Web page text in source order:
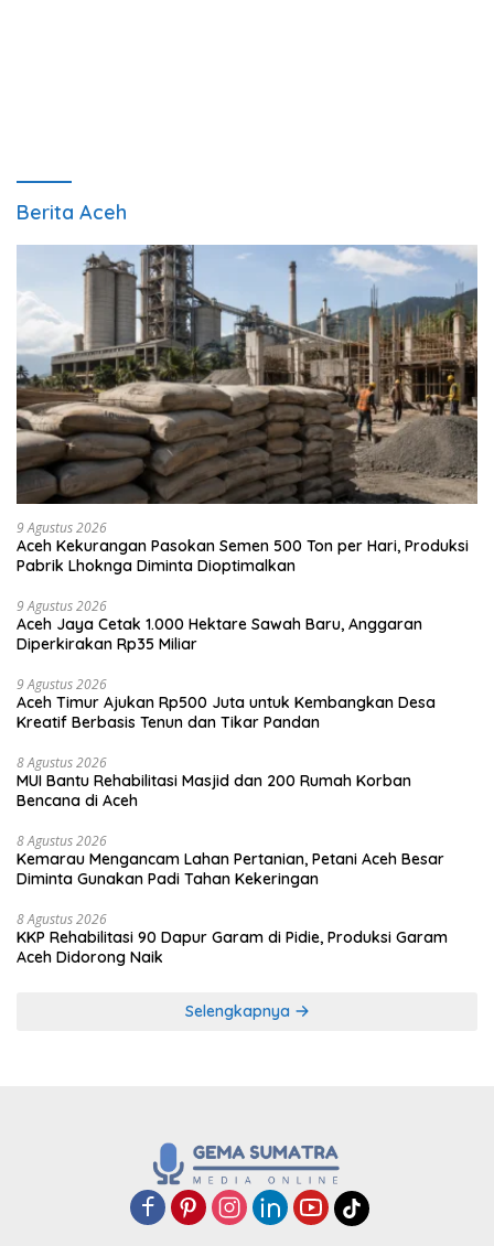
Berita Aceh
9 Agustus 2026
Aceh Kekurangan Pasokan Semen 500 Ton per Hari, Produksi
Pabrik Lhoknga Diminta Dioptimalkan
9 Agustus 2026
Aceh Jaya Cetak 1.000 Hektare Sawah Baru, Anggaran
Diperkirakan Rp35 Miliar
9 Agustus 2026
Aceh Timur Ajukan Rp500 Juta untuk Kembangkan Desa
Kreatif Berbasis Tenun dan Tikar Pandan
8 Agustus 2026
MUI Bantu Rehabilitasi Masjid dan 200 Rumah Korban
Bencana di Aceh
8 Agustus 2026
Kemarau Mengancam Lahan Pertanian, Petani Aceh Besar
Diminta Gunakan Padi Tahan Kekeringan
8 Agustus 2026
KKP Rehabilitasi 90 Dapur Garam di Pidie, Produksi Garam
Aceh Didorong Naik
Selengkapnya